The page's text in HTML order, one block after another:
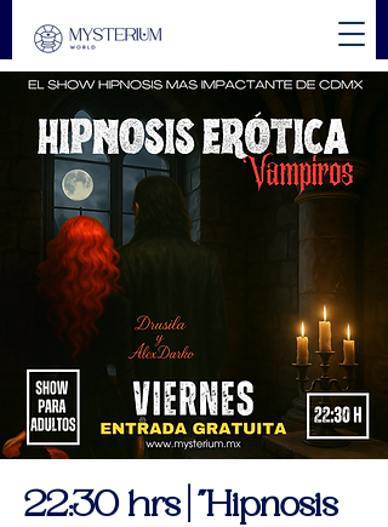
22:30 hrs | "Hipnosis